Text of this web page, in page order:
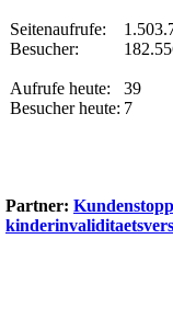
Seitenaufrufe:
Besucher:
Aufrufe heute:
Besucher heute:
39
7
Partner: